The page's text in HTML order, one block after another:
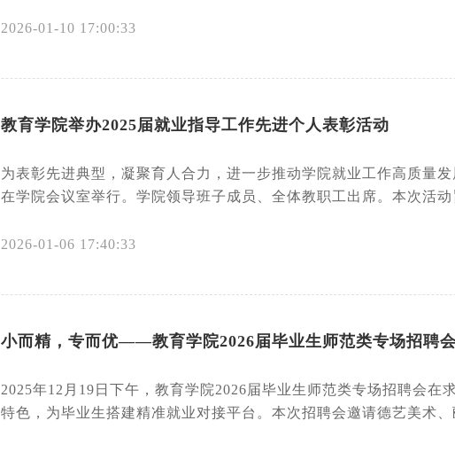
2026-01-10 17:00:33
教育学院举办2025届就业指导工作先进个人表彰活动
为表彰先进典型，凝聚育人合力，进一步推动学院就业工作高质量
在学院会议室举行。学院领导班子成员、全体教职工出席。本次活
2026-01-06 17:40:33
小而精，专而优——教育学院2026届毕业生师范类专场招聘
2025年12月19日下午，教育学院2026届毕业生师范类专场招聘会
特色，为毕业生搭建精准就业对接平台。本次招聘会邀请德艺美术